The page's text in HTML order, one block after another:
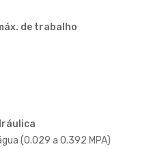
de trabalho
(0.029 a 0.392 MPA)